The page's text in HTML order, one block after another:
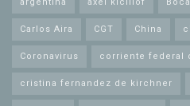
argentina axel kicillof
Carlos Aira CGT China
Coronavirus corriente federal
cristina fernandez de kirchner